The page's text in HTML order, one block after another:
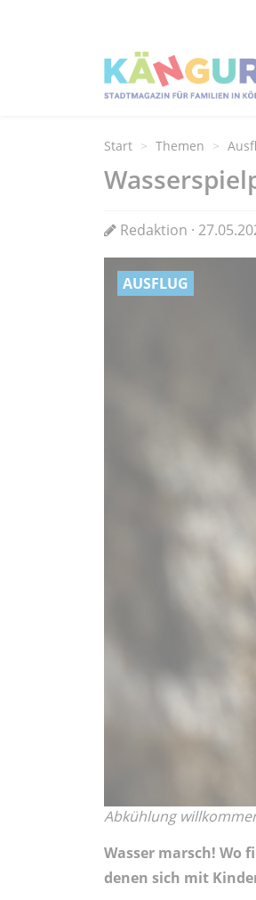
Start Themen
Redaktion ·
AUSFLUG
Abkühlung
Wasser marsch! Wo
denen sich mit